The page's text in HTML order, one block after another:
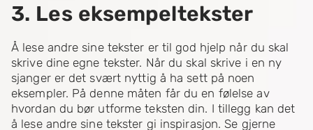
3. Les eksempeltekster
Å lese andre sine tekster er til god hjelp når du skal
skrive dine egne tekster. Når du skal skrive i en ny
sjanger er det svært nyttig å ha sett på noen
eksempler. På denne måten får du en følelse av
hvordan du bør utforme teksten din. I tillegg kan det
å lese andre sine tekster gi inspirasjon. Se gjerne